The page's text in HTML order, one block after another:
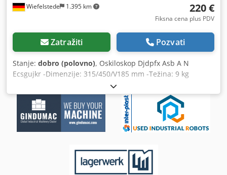
Wiefelstede 1.395 km 220 €
Fiksna cena plus PDV
Zatražiti Pozvati
Stanje: dobro (polovno), Oskiloskop Djdpfx Asb A N
Ecsgujkr -Dimenzije: 315/450/V185 mm -Težina: 9 kg